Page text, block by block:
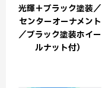
光輝＋ブラック塗装／
センターオーナメント
／ブラック塗装ホイー
ルナット付）